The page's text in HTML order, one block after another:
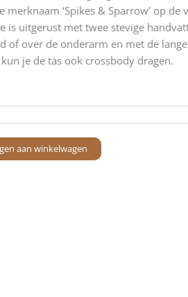
‘Spikes & Sparrow’ op de
is uitgerust met twee stevige
of over de onderarm en met de lange
je de tas ook crossbody dragen.
aan winkelwagen